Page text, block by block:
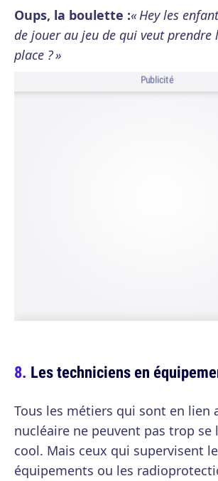
Oups, la boulette :« Hey les
de jouer au jeu de qui veut prendre
place ? »
Publicité
Les techniciens en
Tous les métiers qui sont en lien
nucléaire ne peuvent pas trop se
cool. Mais ceux qui supervisent
équipements ou les